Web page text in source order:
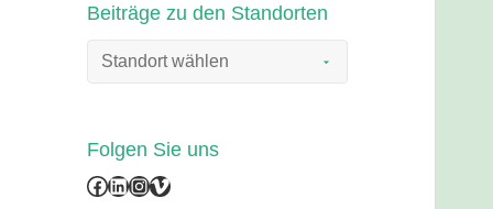
Beiträge zu den Standorten
Folgen Sie uns
Facebook
LinkedIn
Instagram
Vimeo